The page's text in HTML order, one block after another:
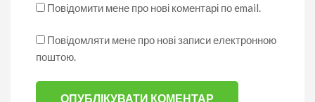
Повідомити мене про нові коментарі по email.
Повідомляти мене про нові записи електронною
поштою.